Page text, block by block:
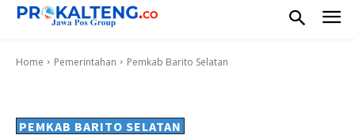
Home Pemerintahan Pemkab Barito Selatan
PEMKAB BARITO SELATAN